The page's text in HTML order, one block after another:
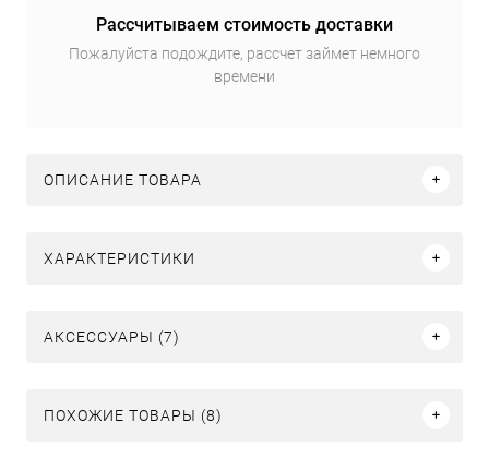
Рассчитываем стоимость доставки
Пожалуйста подождите, рассчет займет немного
времени
ОПИСАНИЕ ТОВАРА
ХАРАКТЕРИСТИКИ
АКСЕССУАРЫ (7)
ПОХОЖИЕ ТОВАРЫ (8)